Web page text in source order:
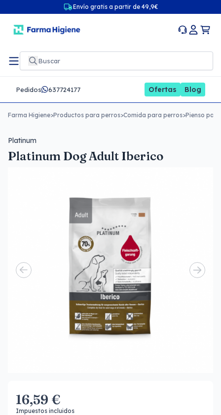
Envío gratis a partir de 49,9€
Pedidos 637724177 Ofertas Blog
Farma Higiene>Productos para perros>Comida para perros>Pienso
Platinum
Platinum Dog Adult Iberico
16,59 €
Impuestos incluidos